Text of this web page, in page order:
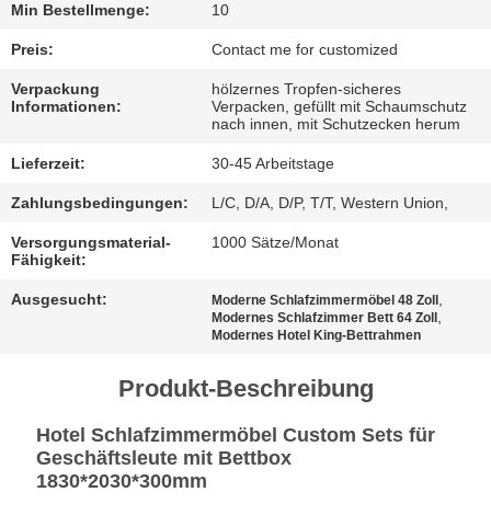
SITEMAP
DATENSCHUTZ-
BESTIMMUNGEN
Min Bestellmenge: 10
Preis: Contact me for customized
Verpackung
Informationen:
hölzernes Tropfen-sicheres
Verpacken, gefüllt mit Schaumschutz
nach innen, mit Schutzecken herum
Lieferzeit: 30-45 Arbeitstage
Zahlungsbedingungen: L/C, D/A, D/P, T/T, Western Union,
Versorgungsmaterial-
Fähigkeit:
1000 Sätze/Monat
Ausgesucht: Moderne Schlafzimmermöbel 48 Zoll
Modernes Schlafzimmer Bett 64 Zoll
Modernes Hotel King-Bettrahmen
Produkt-Beschreibung
Hotel Schlafzimmermöbel Custom Sets für
Geschäftsleute mit Bettbox
1830*2030*300mm